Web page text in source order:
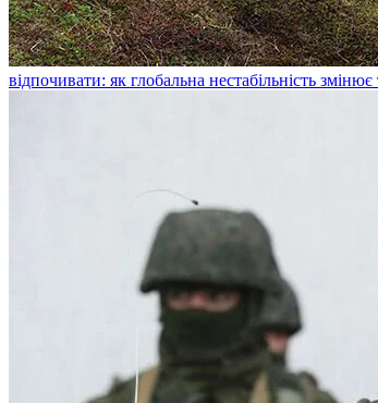
відпочивати: як глобальна нестабільність